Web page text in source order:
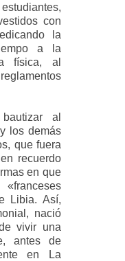
con
la
a la
física, al
al
los demás
que fuera
recuerdo
en que
Libia. Así,
nació
vivir una
antes de
en La